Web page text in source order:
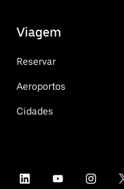
Viagem
Reservar
Aeroportos
Cidades